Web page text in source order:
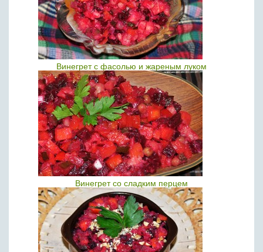
Винегрет с фасолью и жареным луком
Винегрет со сладким перцем